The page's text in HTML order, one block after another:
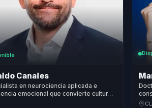
Canales
en neurociencia aplicada e
emocional que convierte cultura
en bienestar para líderes y
CL